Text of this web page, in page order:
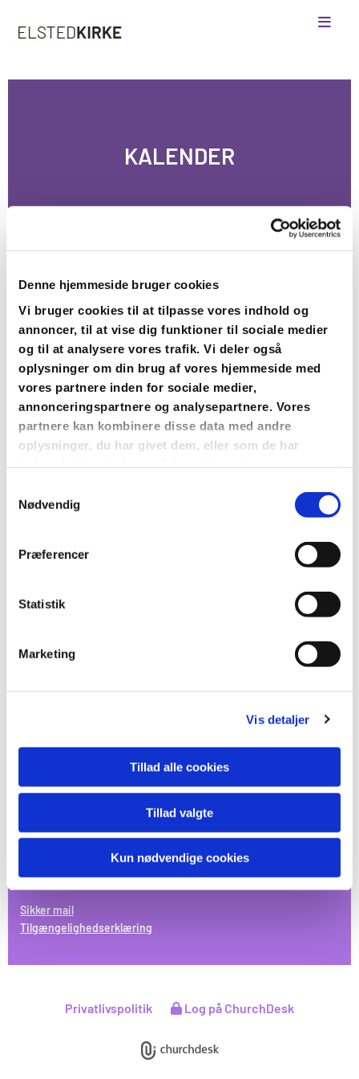
Denne hjemmeside bruger cookies
Vi bruger cookies til at tilpasse vores indhold og
annoncer, til at vise dig funktioner til sociale medier
og til at analysere vores trafik. Vi deler også
oplysninger om din brug af vores hjemmeside med
vores partnere inden for sociale medier,
annonceringspartnere og analysepartnere. Vores
partnere kan kombinere disse data med andre
oplysninger, du har givet dem, eller som de har
Nødvendig
Præferencer
Statistik
Marketing
Vis detaljer
Tillad alle cookies
Tillad valgte
Kun nødvendige cookies
KALENDER
Kirkekontoret - Personsager
Telefon:+45 51 81 13 44
elsted.sogn@km.dk
Onsdag 9-13
Sikker mail
Tilgængelighedserklæring
Privatlivspolitik Log på ChurchDesk